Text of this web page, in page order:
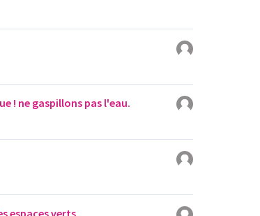
! ne gaspillons pas l'eau.
espaces verts